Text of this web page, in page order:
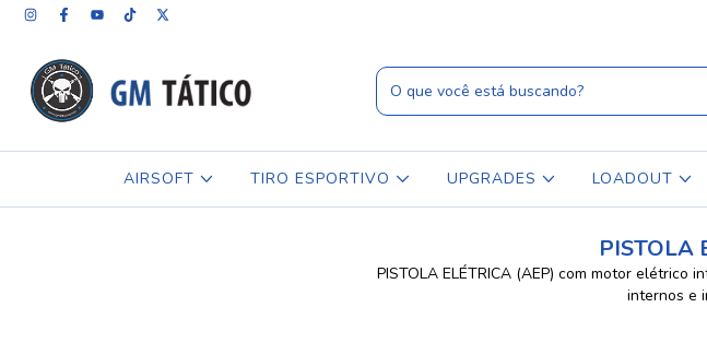
AIRSOFT TIRO ESPORTIVO UPGRADES LOADOUT
PISTOLA
PISTOLA ELÉTRICA (AEP) com motor elétrico
internos e